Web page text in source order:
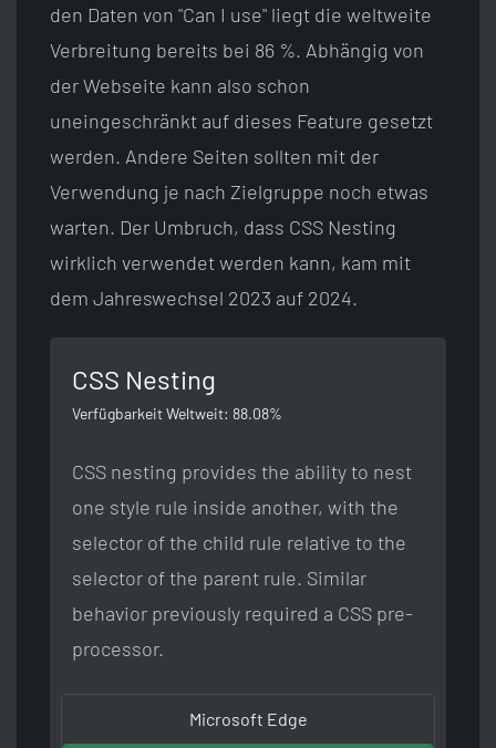
den Daten von "Can I use" liegt die weltweite
Verbreitung bereits bei 86 %. Abhängig von
der Webseite kann also schon
uneingeschränkt auf dieses Feature gesetzt
werden. Andere Seiten sollten mit der
Verwendung je nach Zielgruppe noch etwas
warten. Der Umbruch, dass CSS Nesting
wirklich verwendet werden kann, kam mit
dem Jahreswechsel 2023 auf 2024.
CSS Nesting
Verfügbarkeit Weltweit: 88.08%
CSS nesting provides the ability to nest
one style rule inside another, with the
selector of the child rule relative to the
selector of the parent rule. Similar
behavior previously required a CSS pre-
processor.
Microsoft Edge